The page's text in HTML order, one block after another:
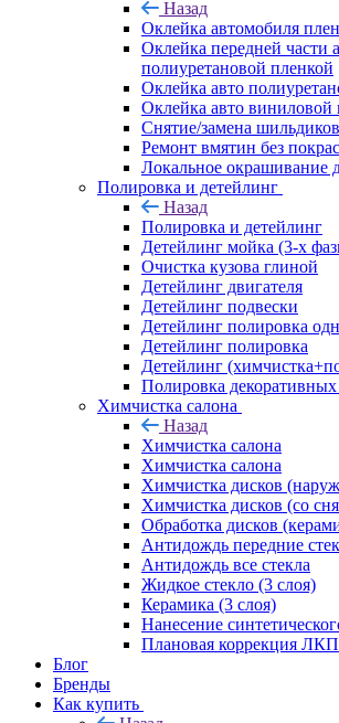
Назад
Оклейка автомобиля
Оклейка передней части
полиуретановой пленкой
Оклейка авто
Оклейка авто виниловой
Снятие/замена шильдиков
Ремонт вмятин без
Локальное окрашивание
Полировка и детейлинг
Назад
Полировка и детейлинг
Детейлинг мойка (3-х
Очистка кузова глиной
Детейлинг двигателя
Детейлинг подвески
Детейлинг полировка
Детейлинг полировка
Детейлинг
Полировка декоративных
Химчистка салона
Назад
Химчистка салона
Химчистка салона
Химчистка дисков
Химчистка дисков (со
Обработка дисков
Антидождь передние
Антидождь все стекла
Жидкое стекло (3 слоя)
Керамика (3 слоя)
Нанесение
Плановая коррекция ЛКП
Блог
Бренды
Как купить